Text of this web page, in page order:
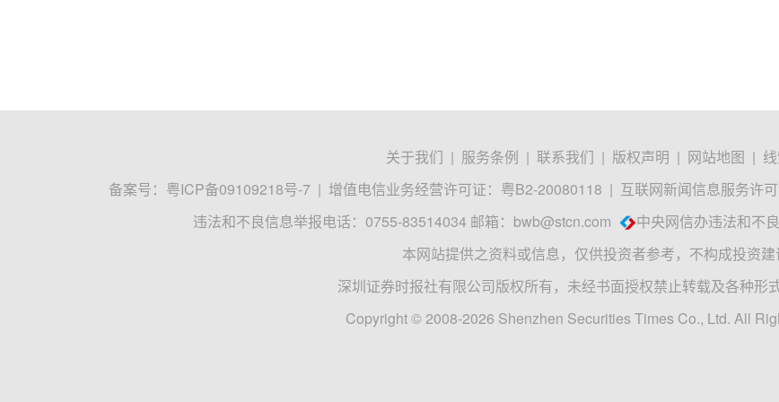
关于我们 | 服务条例 | 联系我们 | 版权声明 | 网站地图 |
备案号： 粤ICP备09109218号-7 | 增值电信业务经营许可证：粤B2-20080118 | 互联网新闻信息服务许
违法和不良信息举报电话：0755-83514034 邮箱： bwb@stcn.com 中央网信办违法和不
本网站提供之资料或信息，仅供投资者参考，不构成投资建
深圳证券时报社有限公司版权所有，未经书面授权禁止转载及各种形
Copyright © 2008-2026 Shenzhen Securities Times Co., Ltd. All